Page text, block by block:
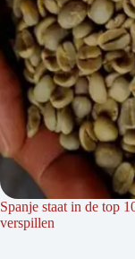
Spanje staat in de top
verspillen